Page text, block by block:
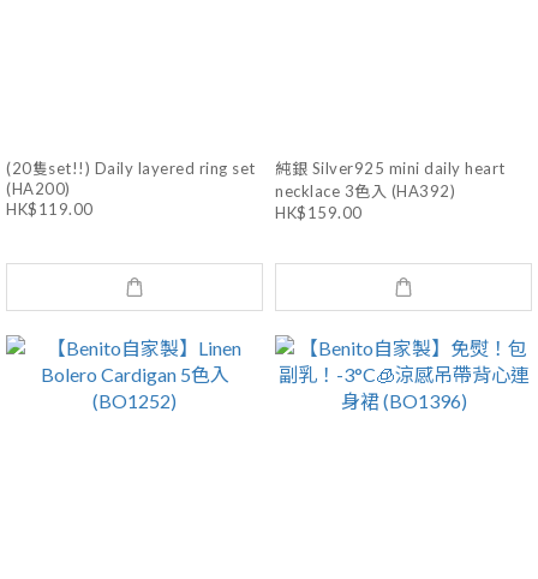
(20隻set!!) Daily layered ring set
(HA200)
HK$119.00
純銀 Silver925 mini daily heart
necklace 3色入 (HA392)
HK$159.00